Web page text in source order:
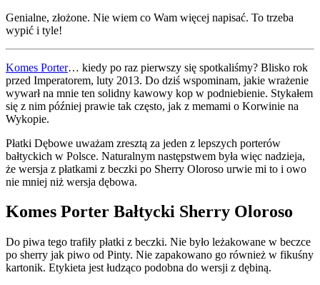
Genialne, złożone. Nie wiem co Wam więcej napisać. To trzeba
wypić i tyle!
Komes Porter… kiedy po raz pierwszy się spotkaliśmy? Blisko rok
przed Imperatorem, luty 2013. Do dziś wspominam, jakie wrażenie
wywarł na mnie ten solidny kawowy kop w podniebienie. Stykałem
się z nim później prawie tak często, jak z memami o Korwinie na
Wykopie.
Płatki Dębowe uważam zresztą za jeden z lepszych porterów
bałtyckich w Polsce. Naturalnym następstwem była więc nadzieja,
że wersja z płatkami z beczki po Sherry Oloroso urwie mi to i owo
nie mniej niż wersja dębowa.
Komes Porter Bałtycki Sherry Oloroso
Do piwa tego trafiły płatki z beczki. Nie było leżakowane w beczce
po sherry jak piwo od Pinty. Nie zapakowano go również w fikuśny
kartonik. Etykieta jest łudząco podobna do wersji z dębiną.